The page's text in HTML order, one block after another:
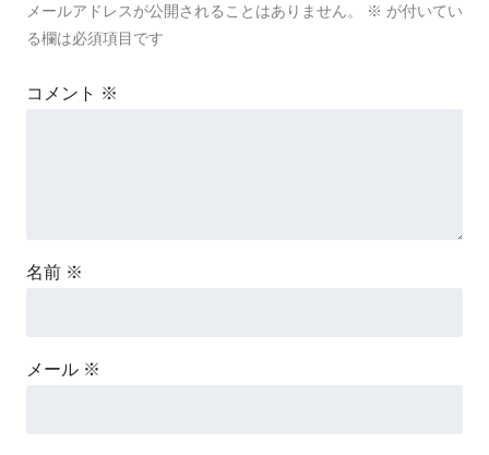
メールアドレスが公開されることはありません。 ※ が付いてい
る欄は必須項目です
コメント ※
名前 ※
メール ※